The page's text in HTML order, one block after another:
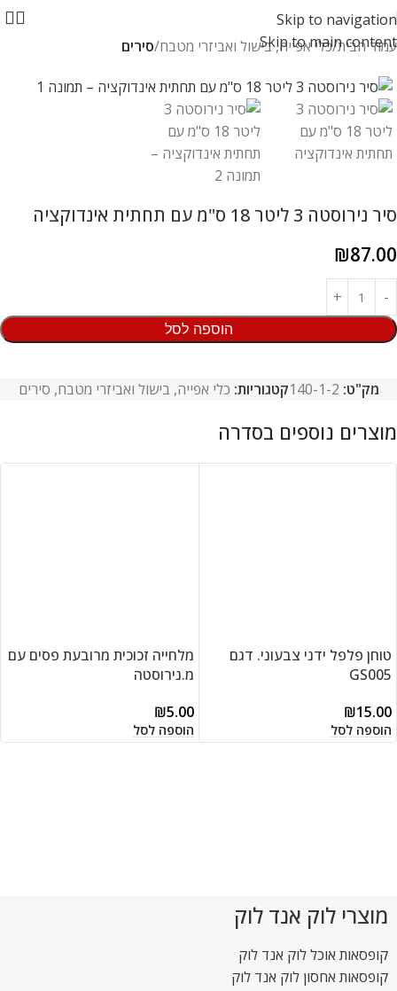
Skip to navigation
Skip to main content
עמוד הבית כלי אפייה, בישול ואביזרי מטבח סירים
סיר נירוסטה 3 ליטר 18 ס"מ עם תחתית אינדוקציה
₪87.00
הוספה לסל
מק"ט: 140-1-2קטגוריות: כלי אפייה, בישול ואביזרי מטבח, סירים
טוחן פלפל ידני צבעוני. דגם
GS005
₪15.00
הוספה לסל
מלחייה זכוכית מרובעת פסים עם
מ.נירוסטה
₪5.00
הוספה לסל
מוצרי לוק אנד לוק
קופסאות אוכל לוק אנד לוק
קופסאות אחסון לוק אנד לוק